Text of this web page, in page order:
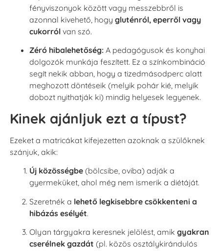
fényviszonyok között vagy messzebbről is
azonnal kivehető, hogy gluténról, eperről vagy
cukorról van szó.
Zéró hibalehetőség: A pedagógusok és konyhai
dolgozók munkája feszített. Ez a színkombináció
segít nekik abban, hogy a tizedmásodperc alatt
meghozott döntéseik (melyik pohár kié, melyik
dobozt nyithatják ki) mindig helyesek legyenek.
Kinek ajánljuk ezt a típust?
Ezeket a matricákat kifejezetten azoknak a szülőknek
szánjuk, akik:
Új közösségbe (bölcsibe, oviba) adják a
gyermeküket, ahol még nem ismerik a diétáját.
Szeretnék a lehető legkisebbre csökkenteni a
hibázás esélyét.
Olyan tárgyakra keresnek jelölést, amik gyakran
cserélnek gazdát (pl. közös osztálykirándulós